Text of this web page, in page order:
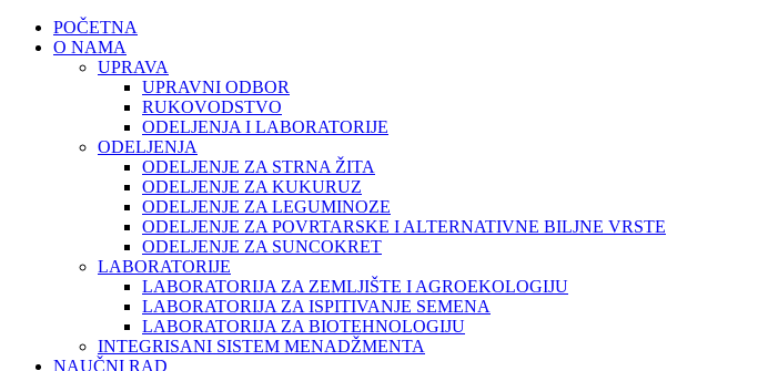
POČETNA
O NAMA
UPRAVA
UPRAVNI ODBOR
RUKOVODSTVO
ODELJENJA I LABORATORIJE
ODELJENJA
ODELJENJE ZA STRNA ŽITA
ODELJENJE ZA KUKURUZ
ODELJENJE ZA LEGUMINOZE
ODELJENJE ZA POVRTARSKE I ALTERNATIVNE BILJNE VRSTE
ODELJENJE ZA SUNCOKRET
LABORATORIJE
LABORATORIJA ZA ZEMLJIŠTE I AGROEKOLOGIJU
LABORATORIJA ZA ISPITIVANJE SEMENA
LABORATORIJA ZA BIOTEHNOLOGIJU
INTEGRISANI SISTEM MENADŽMENTA
NAUČNI RAD